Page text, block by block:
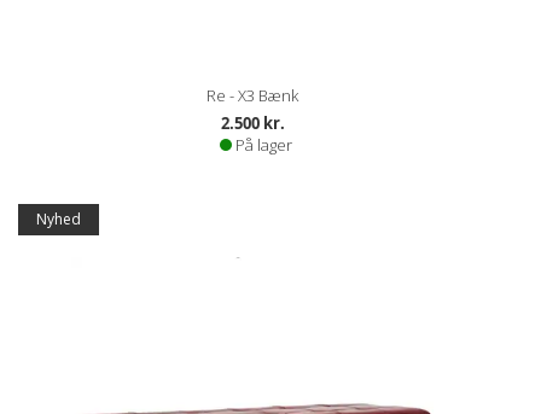
Re - X3 Bænk
2.500 kr.
På lager
Tilbud
Nyhed